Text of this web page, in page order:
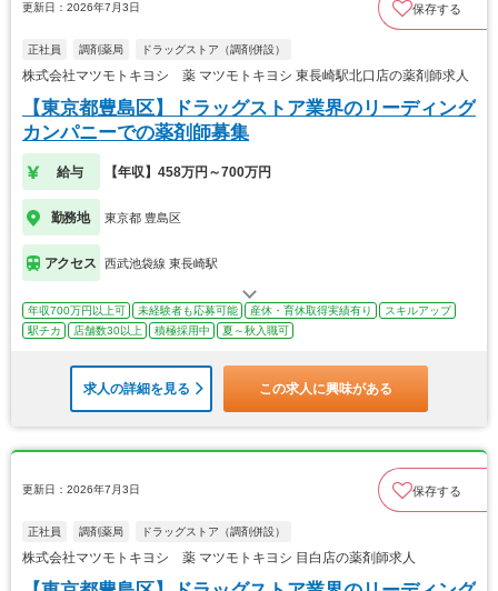
更新日：2026年7月3日 保存する
正社員 調剤薬局 ドラッグストア（調剤併設）
株式会社マツモトキヨシ 薬 マツモトキヨシ 東長崎駅北口店の薬剤師求人
【東京都豊島区】ドラッグストア業界のリーディング
カンパニーでの薬剤師募集
給与 【年収】458万円～700万円
勤務地 東京都 豊島区
アクセス 西武池袋線 東長崎駅
年収700万円以上可 未経験者も応募可能 産休・育休取得実績有り
スキルアップ
駅チカ
店舗数30以上 積極採用中 夏～秋入職可
求人の詳細を見る この求人に興味がある
更新日：2026年7月3日 保存する
正社員 調剤薬局 ドラッグストア（調剤併設）
株式会社マツモトキヨシ 薬 マツモトキヨシ 目白店の薬剤師求人